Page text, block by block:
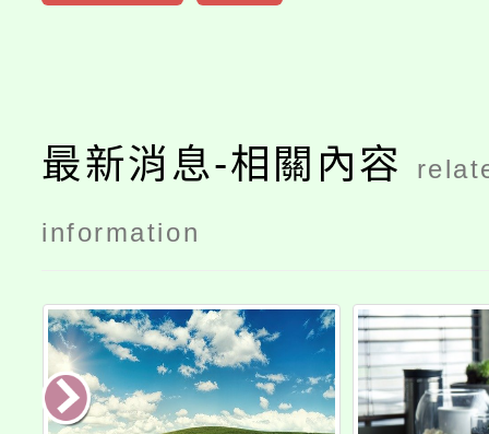
最新消息-相關內容
information